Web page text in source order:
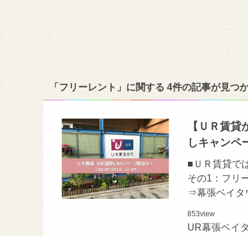
「フリーレント」に関する 4件の記事が見つ
【ＵＲ賃
しキャンペ
■ＵＲ賃貸で
その1：フリ
⇒幕張ベイタ
853view
UR幕張ベイ